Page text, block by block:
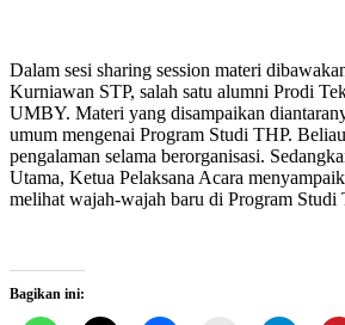
Dalam sesi sharing session materi
Kurniawan STP, salah satu alumni Prodi
UMBY. Materi yang disampaikan
umum mengenai Program Studi THP.
pengalaman selama berorganisasi.
Utama, Ketua Pelaksana Acara
melihat wajah-wajah baru di Program
Bagikan ini: